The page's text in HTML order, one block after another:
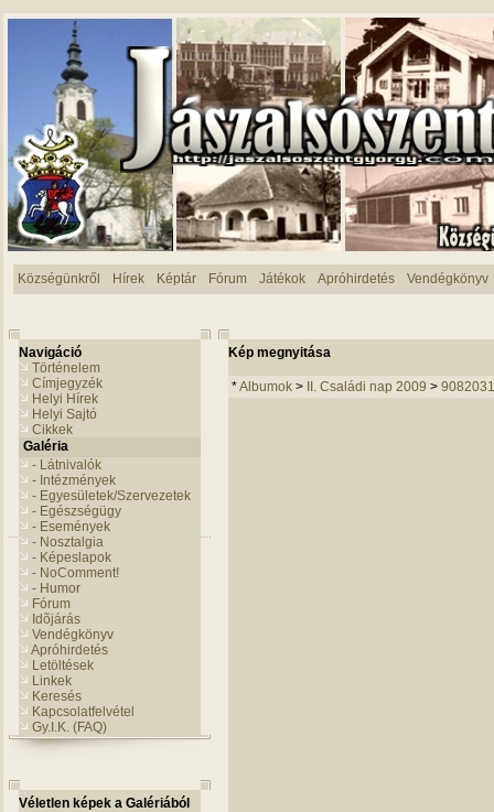
Községünkről Hírek Képtár Fórum Játékok Apróhirdetés Vendégkönyv
Navigáció
Történelem
Címjegyzék
Helyi Hírek
Helyi Sajtó
Cikkek
Galéria
- Látnivalók
- Intézmények
- Egyesületek/Szervezetek
- Egészségügy
- Események
- Nosztalgia
- Képeslapok
- NoComment!
- Humor
Fórum
Idõjárás
Vendégkönyv
Apróhirdetés
Letöltések
Linkek
Keresés
Kapcsolatfelvétel
Gy.I.K. (FAQ)
Véletlen képek a Galériából
Kép megnyitása
*Albumok > II. Családi nap 2009 >